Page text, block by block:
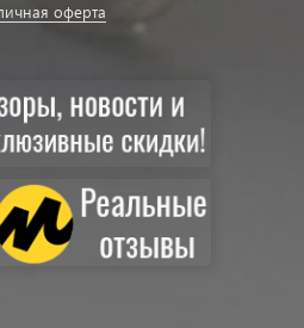
оферта